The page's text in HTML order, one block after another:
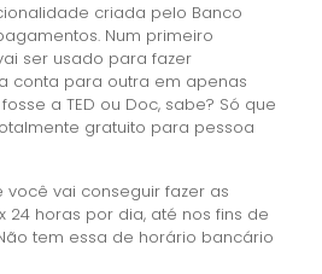
criada pelo Banco
Num primeiro
ser usado para fazer
conta para outra em apenas
a TED ou Doc, sabe? Só que
gratuito para pessoa
vai conseguir fazer as
24 horas por dia, até nos fins de
tem essa de horário bancário